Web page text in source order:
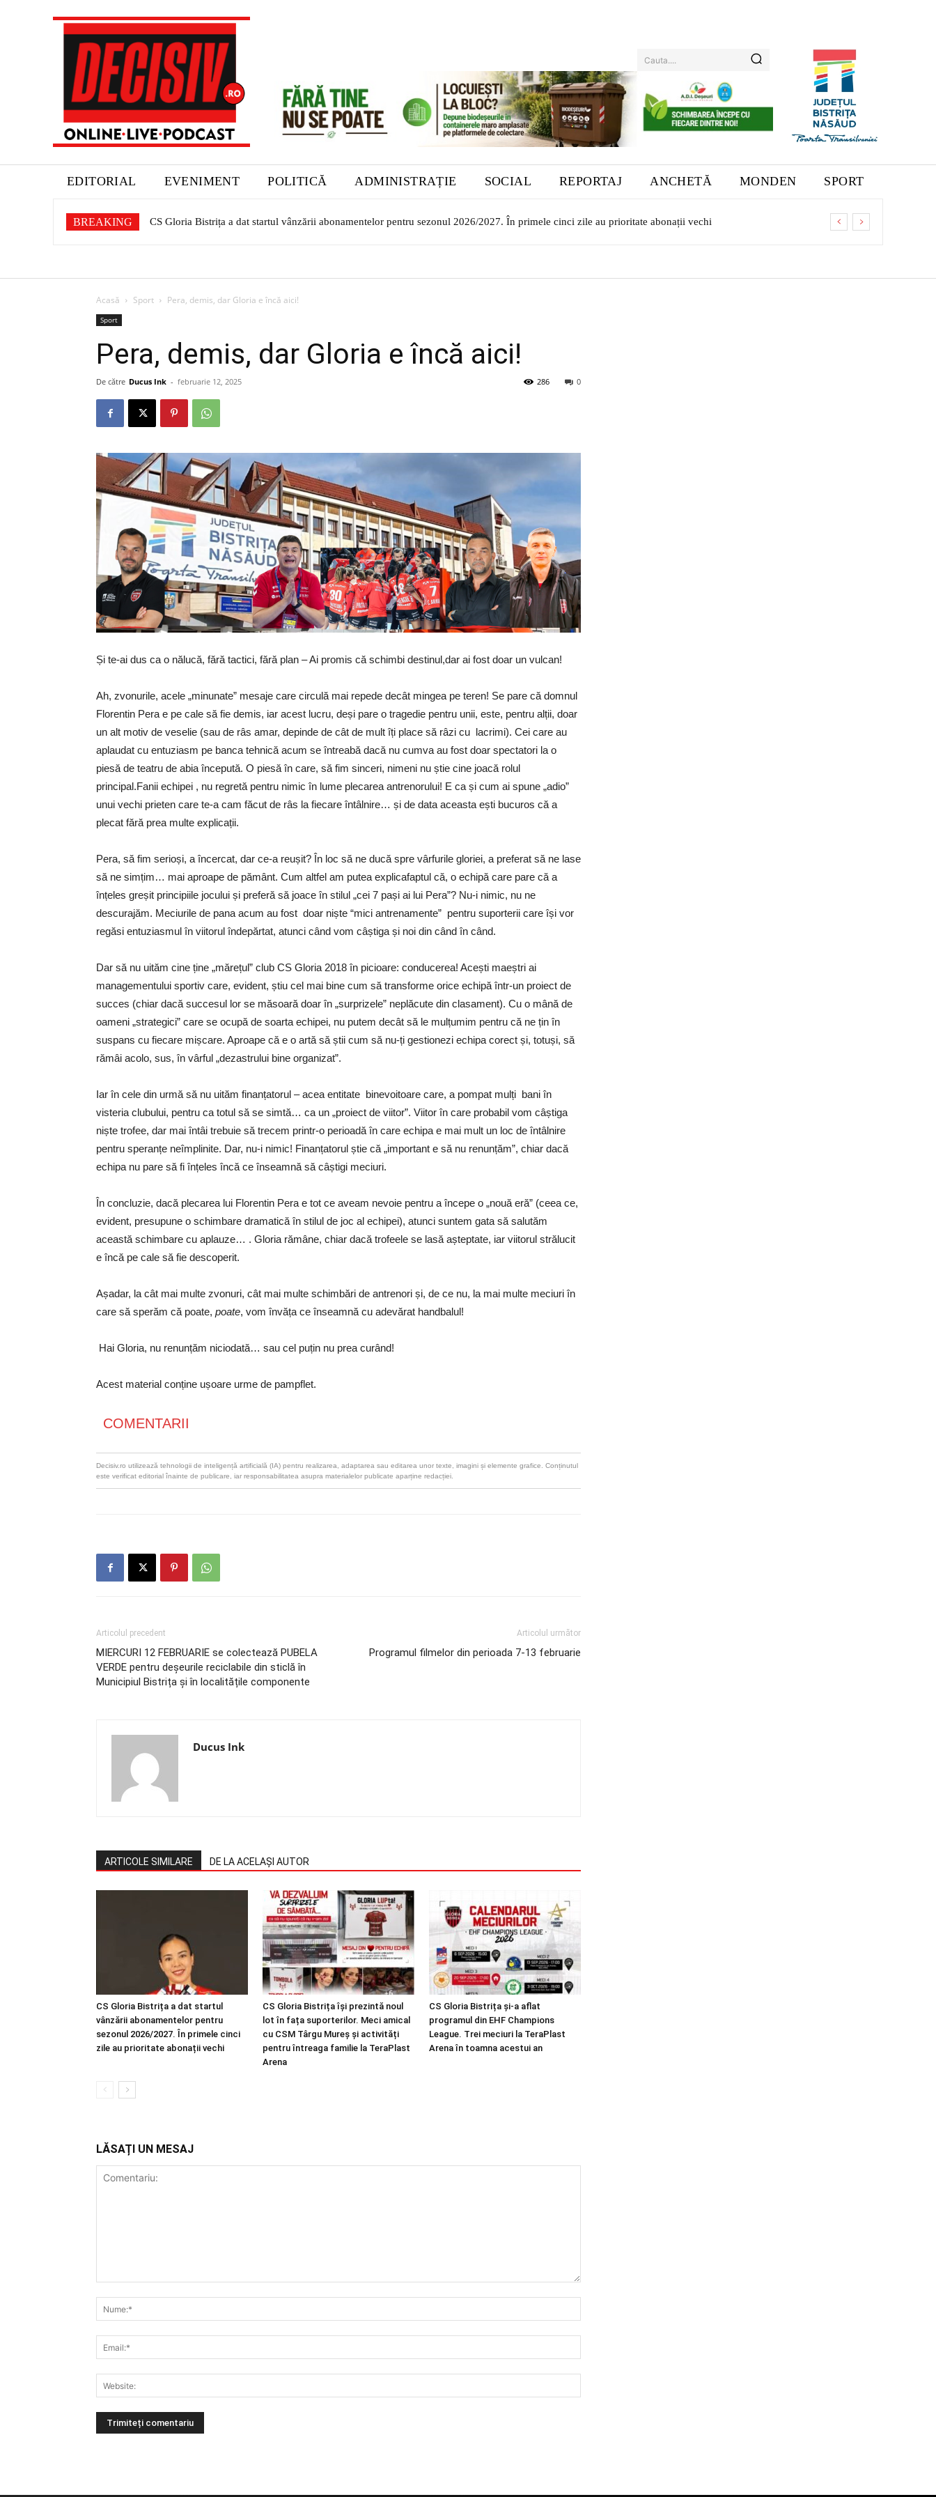
Cauta....
EDITORIAL EVENIMENT POLITICĂ ADMINISTRAȚIE SOCIAL REPORTAJ ANCHETĂ MONDEN SPORT
BREAKING CS Gloria Bistrița a dat startul vânzării abonamentelor pentru sezonul 2026/2027. În primele cinci zile au prioritate abonații vechi
Acasă Sport Pera, demis, dar Gloria e încă aici!
Sport
Pera, demis, dar Gloria e încă aici!
De către Ducus Ink - februarie 12, 2025 0
286
Și te-ai dus ca o nălucă, fără tactici, fără plan – Ai promis că schimbi destinul,dar ai fost doar un vulcan!
Ah, zvonurile, acele „minunate” mesaje care circulă mai repede decât mingea pe teren! Se pare că domnul
Florentin Pera e pe cale să fie demis, iar acest lucru, deși pare o tragedie pentru unii, este, pentru alții, doar
un alt motiv de veselie (sau de râs amar, depinde de cât de mult îți place să râzi cu lacrimi). Cei care au
aplaudat cu entuziasm pe banca tehnică acum se întreabă dacă nu cumva au fost doar spectatori la o
piesă de teatru de abia începută. O piesă în care, să fim sinceri, nimeni nu știe cine joacă rolul
principal.Fanii echipei , nu regretă pentru nimic în lume plecarea antrenorului! E ca și cum ai spune „adio”
unui vechi prieten care te-a cam făcut de râs la fiecare întâlnire… și de data aceasta ești bucuros că a
plecat fără prea multe explicații.
Pera, să fim serioși, a încercat, dar ce-a reușit? În loc să ne ducă spre vârfurile gloriei, a preferat să ne lase
să ne simțim… mai aproape de pământ. Cum altfel am putea explicafaptul că, o echipă care pare că a
înțeles greșit principiile jocului și preferă să joace în stilul „cei 7 pași ai lui Pera”? Nu-i nimic, nu ne
descurajăm. Meciurile de pana acum au fost doar niște “mici antrenamente” pentru suporterii care își vor
regăsi entuziasmul în viitorul îndepărtat, atunci când vom câștiga și noi din când în când.
Dar să nu uităm cine ține „mărețul” club CS Gloria 2018 în picioare: conducerea! Acești maeștri ai
managementului sportiv care, evident, știu cel mai bine cum să transforme orice echipă într-un proiect de
succes (chiar dacă succesul lor se măsoară doar în „surprizele” neplăcute din clasament). Cu o mână de
oameni „strategici” care se ocupă de soarta echipei, nu putem decât să le mulțumim pentru că ne țin în
suspans cu fiecare mișcare. Aproape că e o artă să știi cum să nu-ți gestionezi echipa corect și, totuși, să
rămâi acolo, sus, în vârful „dezastrului bine organizat”.
Iar în cele din urmă să nu uităm finanțatorul – acea entitate binevoitoare care, a pompat mulți bani în
visteria clubului, pentru ca totul să se simtă… ca un „proiect de viitor”. Viitor în care probabil vom câștiga
niște trofee, dar mai întâi trebuie să trecem printr-o perioadă în care echipa e mai mult un loc de întâlnire
pentru speranțe neîmplinite. Dar, nu-i nimic! Finanțatorul știe că „important e să nu renunțăm”, chiar dacă
echipa nu pare să fi înțeles încă ce înseamnă să câștigi meciuri.
În concluzie, dacă plecarea lui Florentin Pera e tot ce aveam nevoie pentru a începe o „nouă eră” (ceea ce,
evident, presupune o schimbare dramatică în stilul de joc al echipei), atunci suntem gata să salutăm
această schimbare cu aplauze… . Gloria rămâne, chiar dacă trofeele se lasă așteptate, iar viitorul strălucit
e încă pe cale să fie descoperit.
Așadar, la cât mai multe zvonuri, cât mai multe schimbări de antrenori și, de ce nu, la mai multe meciuri în
care să sperăm că poate, poate, vom învăța ce înseamnă cu adevărat handbalul!
Hai Gloria, nu renunțăm niciodată… sau cel puțin nu prea curând!
Acest material conține ușoare urme de pampflet.
COMENTARII
Decisiv.ro utilizează tehnologii de inteligență artificială (IA) pentru realizarea, adaptarea sau editarea unor texte, imagini și elemente grafice. Conținutul
este verificat editorial înainte de publicare, iar responsabilitatea asupra materialelor publicate aparține redacției.
Articolul precedent
MIERCURI 12 FEBRUARIE se colectează PUBELA
VERDE pentru deșeurile reciclabile din sticlă în
Municipiul Bistrița și în localitățile componente
Articolul următor
Programul filmelor din perioada 7-13 februarie
Ducus Ink
ARTICOLE SIMILARE DE LA ACELAȘI AUTOR
CS Gloria Bistrița a dat startul
vânzării abonamentelor pentru
sezonul 2026/2027. În primele cinci
zile au prioritate abonații vechi
CS Gloria Bistrița își prezintă noul
lot în fața suporterilor. Meci amical
cu CSM Târgu Mureș și activități
pentru întreaga familie la TeraPlast
Arena
CS Gloria Bistrița și-a aflat
programul din EHF Champions
League. Trei meciuri la TeraPlast
Arena în toamna acestui an
LĂSAȚI UN MESAJ